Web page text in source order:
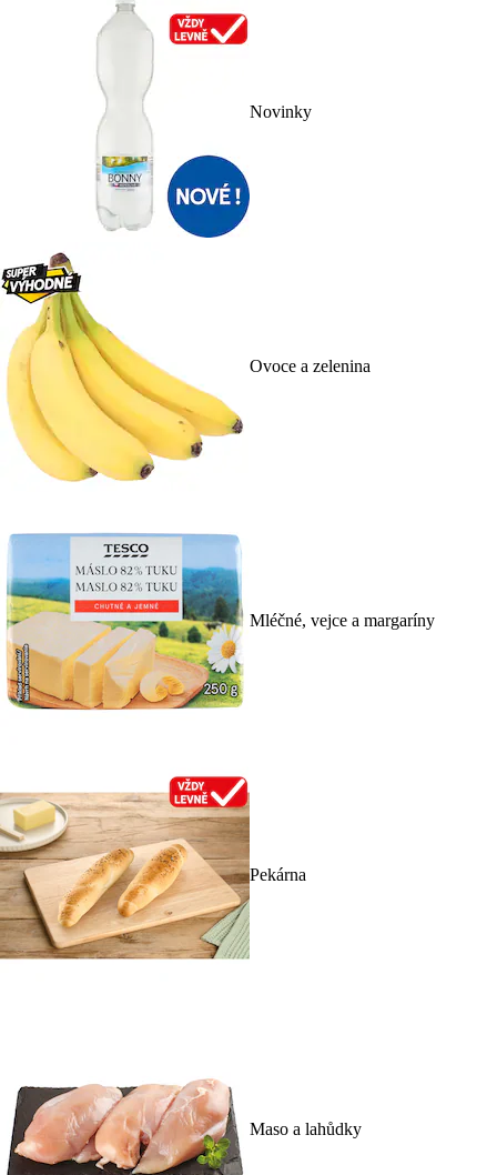
Novinky
Ovoce a zelenina
Mléčné, vejce a margaríny
Pekárna
Maso a lahůdky